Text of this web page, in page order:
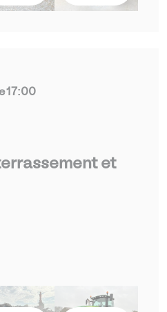
17:00
et